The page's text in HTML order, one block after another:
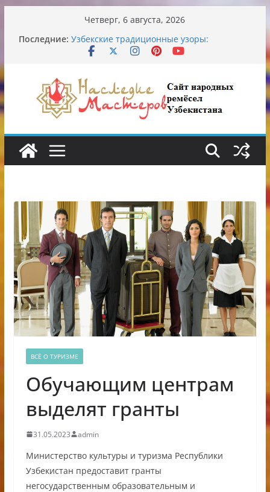
содержимому
Четверг, 6 августа, 2026
Последние: Узбекские традиционные узоры:
символика и происхождение
Опасная диета Алины Загитовой
От знахарей до университетских клиник
Обрушение на одном из ключевых
перекрёстков Ташкента: перекрыт
путепровод на Буюк Ипак Йули
ВСЁ О ТУРИЗМЕ
Обучающим центрам
выделят гранты
31.05.2023 admin
Министерство культуры и туризма Республики
Узбекистан предоставит гранты
негосударственным образовательным и